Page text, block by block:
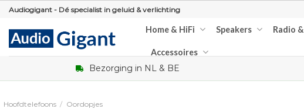
Skip
content
Audiogigant - Dé specialist in geluid & verlichting
Home & HiFi Speakers Radio
Accessoires
Bezorging in NL & BE
Hoofdtelefoons / Oordopjes